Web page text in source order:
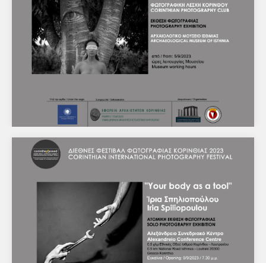
Φεστιβάλ Φωτογραφίας Κορινθίας 2023 “Je est une
autre” Ατομική έκθεση φωτογραφίας της Φωτεινής…
Ομαδική έκθεση φωτογραφίας της
Φωτογραφικής Λέσχης Κορίνθου, με τίτλο
Εφορεία Αρχαιοτήτων Κορινθίας - Υπουργείο
Πολιτισμού Αρχαιολογικό Μουσείο Ισθμίας Διεθνές
Φεστιβάλ Φωτογραφίας Κορινθίας 2023 ΔΕΛΤΙΟ ΤΥΠΟΥ
9/8/2023 Το Φεστιβάλ Φωτογραφίας Κορινθίας…